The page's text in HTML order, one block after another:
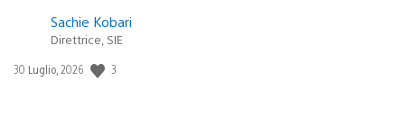
Sachie Kobari
Direttrice, SIE
Data
30 Luglio, 2026 3